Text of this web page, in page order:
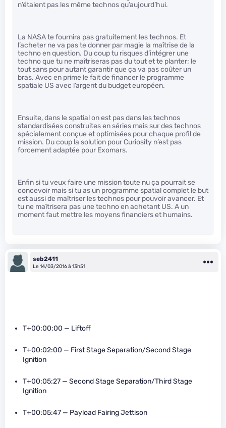
n’étaient pas les même technos qu’aujourd’hui.
La NASA te fournira pas gratuitement les technos. Et
l’acheter ne va pas te donner par magie la maîtrise de la
techno en question. Du coup tu risques d’intégrer une
techno que tu ne maîtriseras pas du tout et te planter; le
tout sans pour autant garantir que ça va pas coûter un
bras. Avec en prime le fait de financer le programme
spatiale US avec l’argent du budget européen.
Ensuite, dans le spatial on est pas dans les technos
standardisées construites en séries mais sur des technos
spécialement conçue et optimisées pour chaque profil de
mission. Du coup la solution pour Curiosity n’est pas
forcement adaptée pour Exomars.
Enfin si tu veux faire une mission toute nu ça pourrait se
concevoir mais si tu as un programme spatial complet le but
est aussi de maîtriser les technos pour pouvoir avancer. Et
tu ne maîtrisera pas une techno en achetant US. A un
moment faut mettre les moyens financiers et humains.
seb2411
Le 14/03/2016 à 13h51
T+00:00:00 — Liftoff
T+00:02:00 — First Stage Separation/Second Stage
Ignition
T+00:05:27 — Second Stage Separation/Third Stage
Ignition
T+00:05:47 — Payload Fairing Jettison